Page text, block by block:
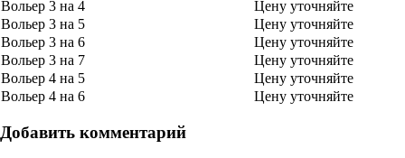
Вольер 3 на 4
Цену уточняйте
Вольер 3 на 5
Цену уточняйте
Вольер 3 на 6
Цену уточняйте
Вольер 3 на 7
Цену уточняйте
Вольер 4 на 5
Цену уточняйте
Вольер 4 на 6
Цену уточняйте
Добавить комментарий